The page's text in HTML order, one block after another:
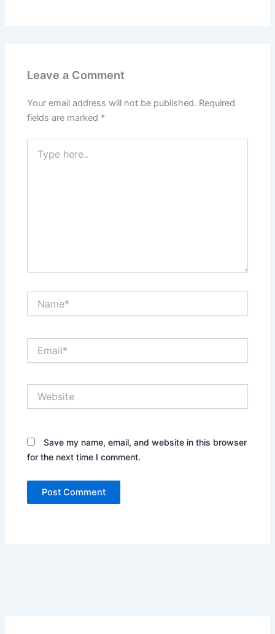
Leave a Comment
Your email address will not be published. Required
fields are marked *
here..
Save my name, email, and website in this browser
for the next time I comment.